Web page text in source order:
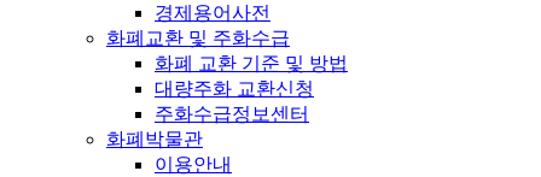
경제용어사전
화폐교환 및 주화수급
화폐 교환 기준 및 방법
대량주화 교환신청
주화수급정보센터
화폐박물관
이용안내